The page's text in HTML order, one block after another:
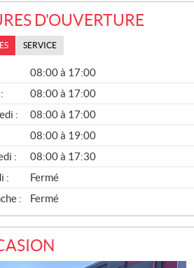
D'OUVERTURE
SERVICE
08:00 à 17:00
08:00 à 17:00
:
08:00 à 17:00
08:00 à 19:00
:
08:00 à 17:30
:
Fermé
:
Fermé